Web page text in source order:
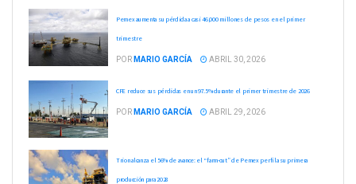
Pemex aumenta su pérdida a casi 46,000 millones de pesos en el primer
trimestre
POR MARIO GARCÍA ABRIL 30, 2026
CFE reduce sus pérdidas en un 97.5% durante el primer trimestre de 2026
POR MARIO GARCÍA ABRIL 29, 2026
Trion alcanza el 56% de avance: el “farm-out” de Pemex perfila su primera
producción para 2028